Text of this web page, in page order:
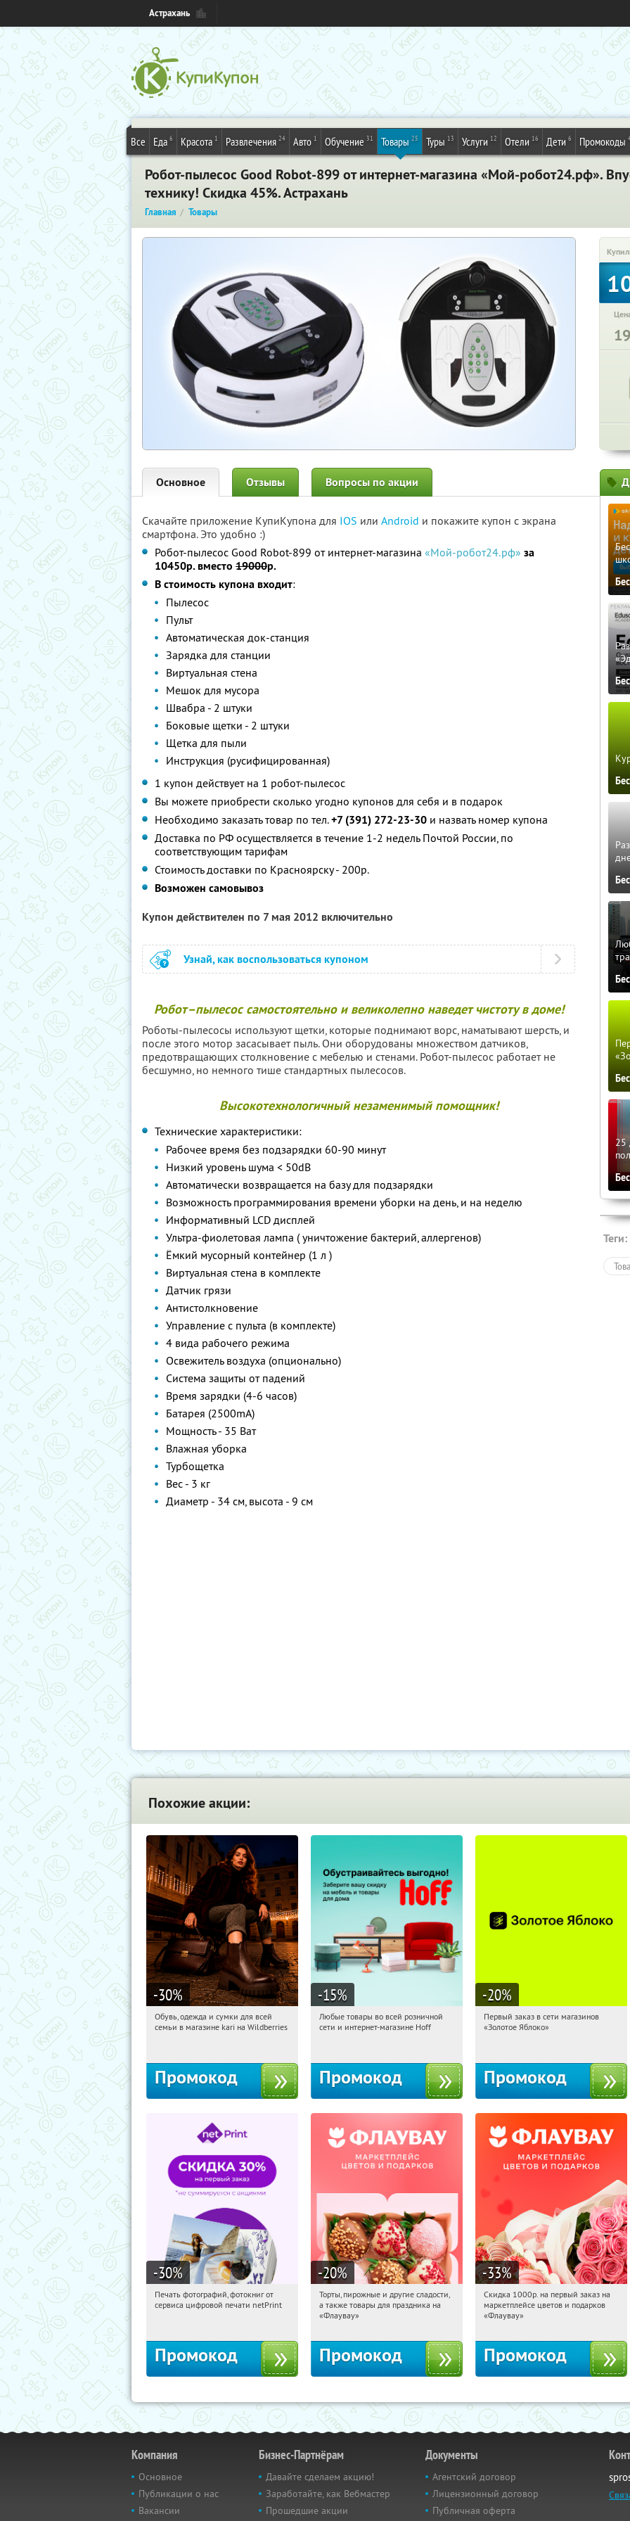
Астрахань
Все Еда 6 Красота 1 Развлечения 24 Авто 1 Обучение 31 Товары 25 Туры 13 Услуги 12 Отели 16 Дети 6 Промокоды
Робот-пылесос Good Robot-899 от интернет-магазина «Мой-робот24.рф».
технику! Скидка 45%. Астрахань
Главная Товары
Основное Отзывы Вопросы по акции
Скачайте приложение КупиКупона для IOS или Android и покажите купон с экрана
смартфона. Это удобно :)
Робот-пылесос Good Robot-899 от интернет-магазина «Мой-робот24.рф» за
10450р. вместо 19000р.
В стоимость купона входит:
Пылесос
Пульт
Автоматическая док-станция
Зарядка для станции
Виртуальная стена
Мешок для мусора
Швабра - 2 штуки
Боковые щетки - 2 штуки
Щетка для пыли
Инструкция (русифицированная)
1 купон действует на 1 робот-пылесос
Вы можете приобрести сколько угодно купонов для себя и в подарок
Необходимо заказать товар по тел.+7 (391) 272-23-30 и назвать номер купона
Доставка по РФ осуществляется в течение 1-2 недель Почтой России, по
соответствующим тарифам
Стоимость доставки по Красноярску - 200р.
Возможен самовывоз
Купон действителен по 7 мая 2012 включительно
Узнай, как воспользоваться купоном
Робот–пылесос самостоятельно и великолепно наведет чистоту в доме!
Роботы-пылесосы используют щетки, которые поднимают ворс, наматывают шерсть, и
после этого мотор засасывает пыль. Они оборудованы множеством датчиков,
предотвращающих столкновение с мебелью и стенами. Робот-пылесос работает не
бесшумно, но немного тише стандартных пылесосов.
Высокотехнологичный незаменимый помощник!
Технические характеристики:
Рабочее время без подзарядки 60-90 минут
Низкий уровень шума < 50dB
Автоматически возвращается на базу для подзарядки
Возможность программирования времени уборки на день, и на неделю
Информативный LCD дисплей
Ультра-фиолетовая лампа ( уничтожение бактерий, аллергенов)
Ёмкий мусорный контейнер (1 л )
Виртуальная стена в комплекте
Датчик грязи
Антистолкновение
Управление с пульта (в комплекте)
4 вида рабочего режима
Освежитель воздуха (опционально)
Система защиты от падений
Время зарядки (4-6 часов)
Батарея (2500mA)
Мощность - 35 Ват
Влажная уборка
Турбощетка
Вес - 3 кг
Диаметр - 34 см, высота - 9 см
25
Теги:
Похожие акции:
-30%
09:59:00
Получи первым!
Обувь, одежда и сумки для всей
семьи в магазине kari на Wildberries
Промокод
-15%
09:59:00 Получили:
Любые товары во всей розничной
сети и интернет-магазине Hoff
Промокод
-20%
09:59:00
Получи первым!
Первый заказ в сети магазинов
«Золотое Яблоко»
Промокод
-30%
09:59:00 Получили:
Печать фотографий, фотокниг от
сервиса цифровой печати netPrint
Промокод
-20%
09:59:00 Получили:
Россия
Торты, пирожные и другие сладости,
а также товары для праздника на
«Флаувау»
Промокод
-33%
09:59:00 Получили:
Россия
Скидка 1000р. на первый заказ на
маркетплейсе цветов и подарков
«Флаувау»
Промокод
Компания
Основное
Публикации о нас
Вакансии
Бизнес-Партнёрам
Давайте сделаем акцию!
Заработайте, как Вебмастер
Прошедшие акции
Документы
Агентский договор
Лицензионный договор
Публичная оферта